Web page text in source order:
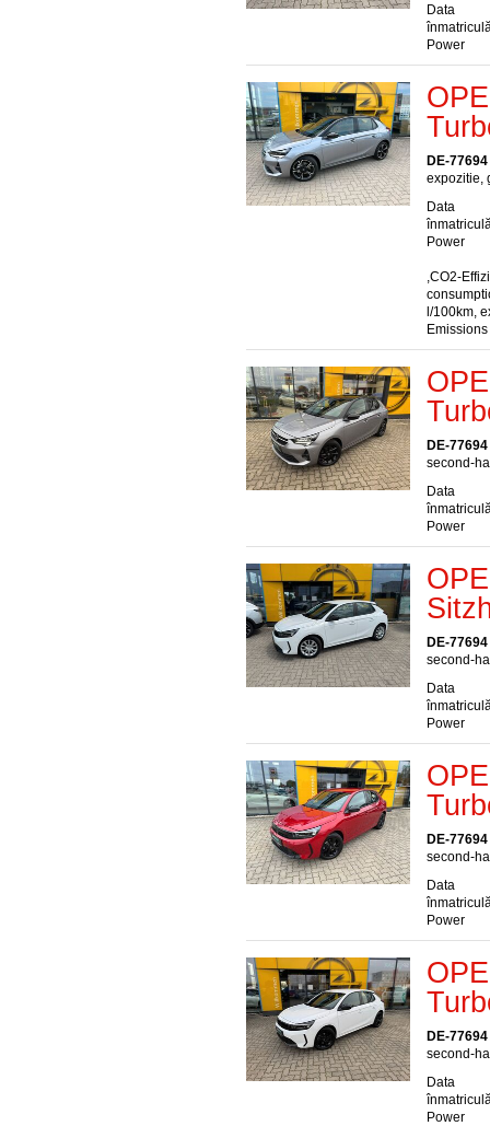
Data
Power
DE-
expozitie,
Data
Power
,CO2-
l/100km,
DE-
second-
Data
Power
DE-
second-
Data
Power
DE-
second-
Data
Power
DE-
second-
Data
Power